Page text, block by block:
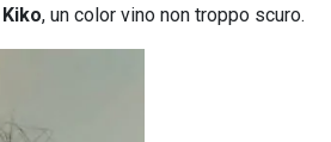
, un color vino non troppo scuro.